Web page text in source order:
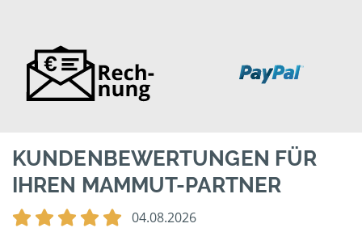
KUNDENBEWERTUNGEN FÜR
IHREN MAMMUT-PARTNER
04.08.2026